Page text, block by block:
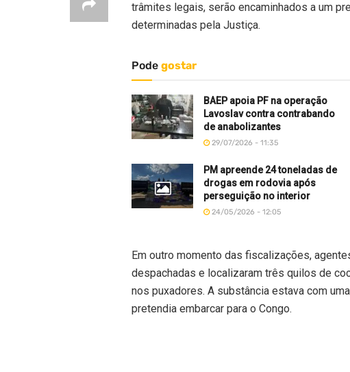
trâmites legais, serão encaminhados a um
determinadas pela Justiça.
Pode gostar
BAEP apoia PF na operação
Lavoslav contra contrabando
de anabolizantes
29/07/2026 - 11:35
PM apreende 24 toneladas de
drogas em rodovia após
perseguição no interior
24/05/2026 - 12:05
Em outro momento das fiscalizações,
despachadas e localizaram três quilos de
nos puxadores. A substância estava com
pretendia embarcar para o Congo.